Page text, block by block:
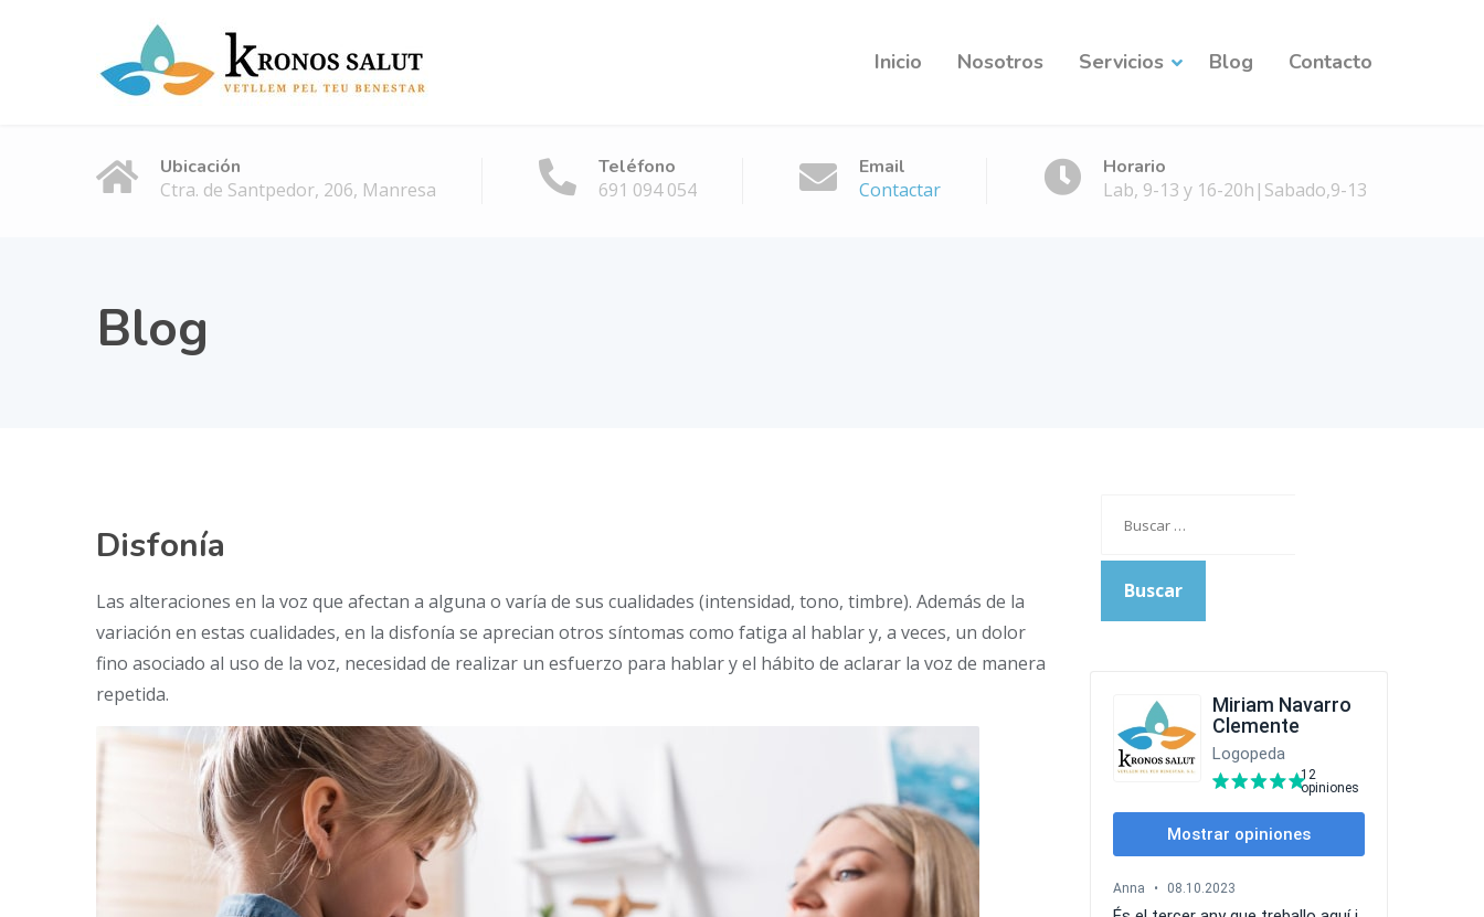
Inicio Nosotros Servicios Blog Contacto
Ubicación
Ctra. de Santpedor, 206, Manresa
Teléfono
691 094 054
Email
Contactar
Horario
Lab, 9-13 y 16-20h|Sabado,9-13
Blog
Disfonía
Las alteraciones en la voz que afectan a alguna o varía de sus cualidades (intensidad, tono, timbre). Además de la
variación en estas cualidades, en la disfonía se aprecian otros síntomas como fatiga al hablar y, a veces, un dolor
fino asociado al uso de la voz, necesidad de realizar un esfuerzo para hablar y el hábito de aclarar la voz de manera
repetida.